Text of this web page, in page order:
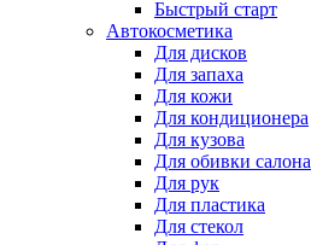
Быстрый старт
Автокосметика
Для дисков
Для запаха
Для кожи
Для кондиционера
Для кузова
Для обивки салона
Для рук
Для пластика
Для стекол